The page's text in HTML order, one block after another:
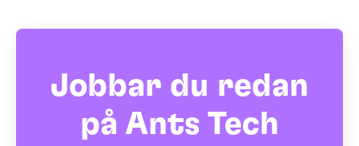
Jobbar du redan
på Ants Tech